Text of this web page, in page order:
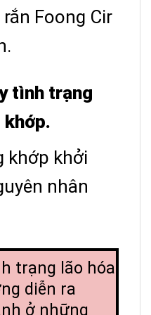
Foong Cir
tình trạng
khớp.
khớp khởi
nhân
trạng lão hóa
diễn ra
ở những